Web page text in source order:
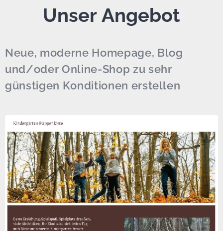
Unser Angebot
Neue, moderne Homepage, Blog
und/oder Online-Shop zu sehr
günstigen Konditionen erstellen